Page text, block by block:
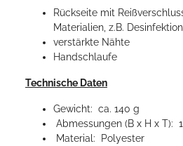
Rückseite mit
Materialien, z.B.
verstärkte Nähte
Handschlaufe
Technische Daten
Gewicht: ca. 140 g
Abmessungen (B x H x T):
Material: Polyester